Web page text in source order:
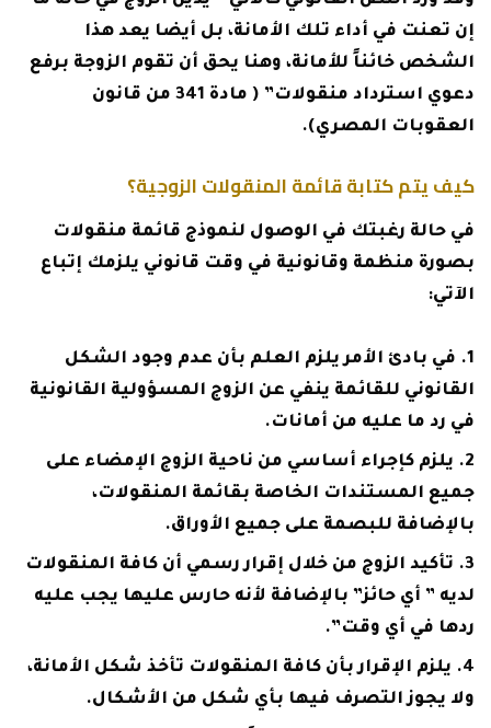
إن تعنت في أداء تلك الأمانة، بل أيضا يعد هذا
الشخص خائناً للأمانة، وهنا يحق أن تقوم الزوجة برفع
دعوي استرداد منقولات” ( مادة 341 من قانون
العقوبات المصري).
كيف يتم كتابة قائمة المنقولات الزوجية؟
في حالة رغبتك في الوصول لنموذج قائمة منقولات
بصورة منظمة وقانونية في وقت قانوني يلزمك إتباع
الآتي:
في بادئ الأمر يلزم العلم بأن عدم وجود الشكل
القانوني للقائمة ينفي عن الزوج المسؤولية القانونية
في رد ما عليه من أمانات.
يلزم كإجراء أساسي من ناحية الزوج الإمضاء على
جميع المستندات الخاصة بقائمة المنقولات،
بالإضافة للبصمة على جميع الأوراق.
تأكيد الزوج من خلال إقرار رسمي أن كافة المنقولات
لديه ” أي حائز” بالإضافة لأنه حارس عليها يجب عليه
ردها في أي وقت”.
يلزم الإقرار بأن كافة المنقولات تأخذ شكل الأمانة،
ولا يجوز التصرف فيها بأي شكل من الأشكال.